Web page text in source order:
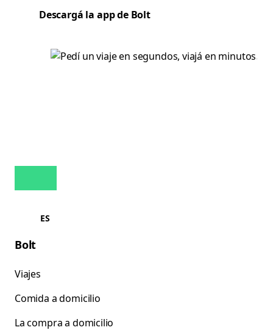
Descargá la app de Bolt
ES
Bolt
Viajes
Comida a domicilio
La compra a domicilio